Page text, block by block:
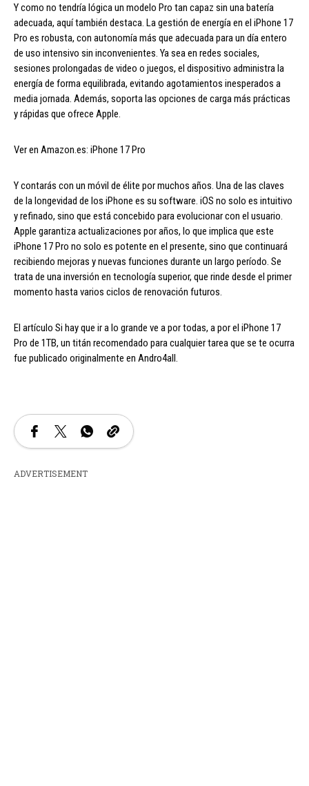
Y como no tendría lógica un modelo Pro tan capaz sin una batería
adecuada, aquí también destaca. La gestión de energía en el iPhone 17
Pro es robusta, con autonomía más que adecuada para un día entero
de uso intensivo sin inconvenientes. Ya sea en redes sociales,
sesiones prolongadas de video o juegos, el dispositivo administra la
energía de forma equilibrada, evitando agotamientos inesperados a
media jornada. Además, soporta las opciones de carga más prácticas
y rápidas que ofrece Apple.
Ver en Amazon.es: iPhone 17 Pro
Y contarás con un móvil de élite por muchos años. Una de las claves
de la longevidad de los iPhone es su software. iOS no solo es intuitivo
y refinado, sino que está concebido para evolucionar con el usuario.
Apple garantiza actualizaciones por años, lo que implica que este
iPhone 17 Pro no solo es potente en el presente, sino que continuará
recibiendo mejoras y nuevas funciones durante un largo período. Se
trata de una inversión en tecnología superior, que rinde desde el primer
momento hasta varios ciclos de renovación futuros.
El artículo Si hay que ir a lo grande ve a por todas, a por el iPhone 17
Pro de 1TB, un titán recomendado para cualquier tarea que se te ocurra
fue publicado originalmente en Andro4all.
ADVERTISEMENT